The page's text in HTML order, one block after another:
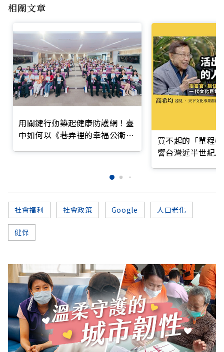
相關文章
用關鍵行動築起健康防護網！臺
中如何以《巷弄裡的幸福公衛》
買不起的「單程
響台灣近半世紀
社會福利 社會政策 Google 人口老化
健保